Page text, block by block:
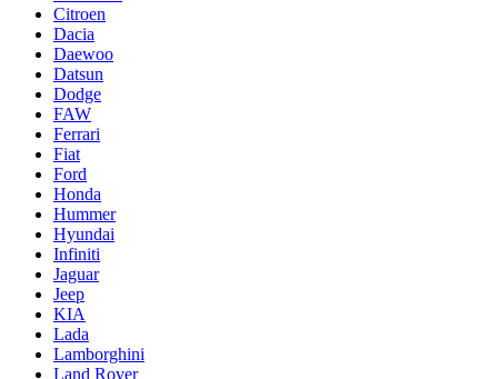
Citroen
Dacia
Daewoo
Datsun
Dodge
FAW
Ferrari
Fiat
Ford
Honda
Hummer
Hyundai
Infiniti
Jaguar
Jeep
KIA
Lada
Lamborghini
Land Rover